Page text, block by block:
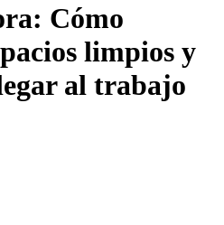
Cómo
limpios y
al trabajo